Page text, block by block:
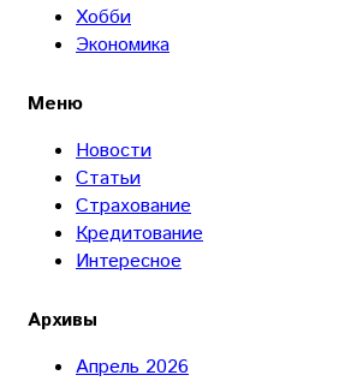
Хобби
Экономика
Меню
Новости
Статьи
Страхование
Кредитование
Интересное
Архивы
Апрель 2026